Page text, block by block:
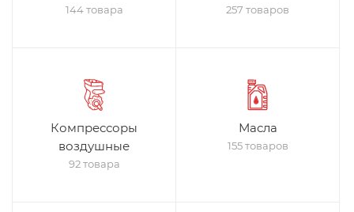
144 товара 257 товаров
Компрессоры
воздушные
92 товара
Масла
155 товаров